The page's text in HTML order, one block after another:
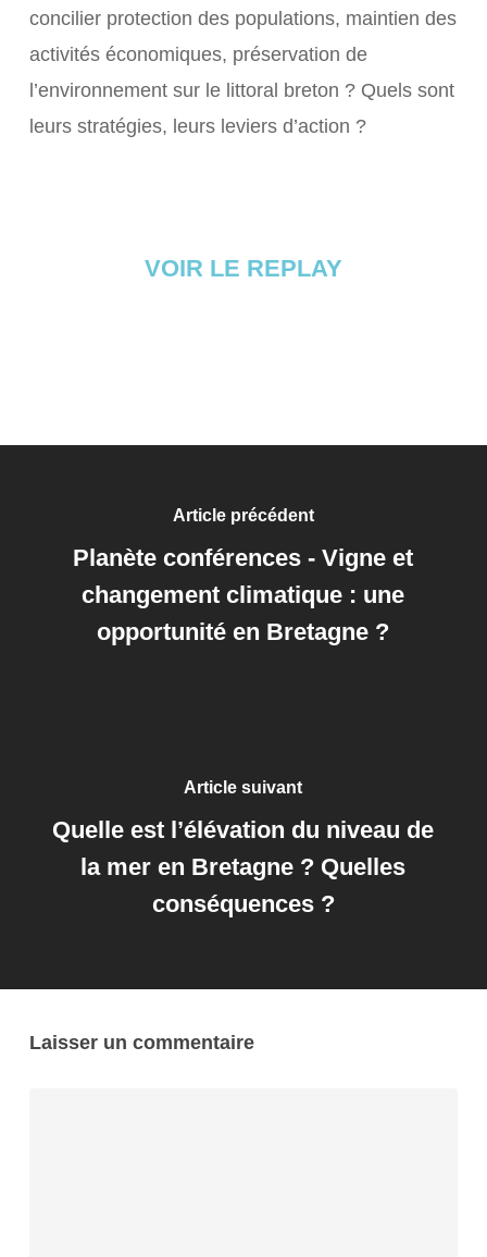
concilier protection des populations, maintien des
activités économiques, préservation de
l’environnement sur le littoral breton ? Quels sont
leurs stratégies, leurs leviers d’action ?
VOIR LE REPLAY
Article précédent
Planète conférences - Vigne et
changement climatique : une
opportunité en Bretagne ?
Article suivant
Quelle est l’élévation du niveau de
la mer en Bretagne ? Quelles
conséquences ?
Laisser un commentaire